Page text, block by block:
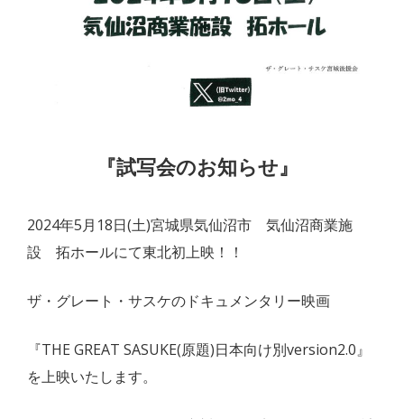
『試写会のお知らせ』
2024年5月18日(土)宮城県気仙沼市 気仙沼商業施
設 拓ホールにて東北初上映！！
ザ・グレート・サスケのドキュメンタリー映画
『THE GREAT SASUKE(原題)日本向け別version2.0』
を上映いたします。